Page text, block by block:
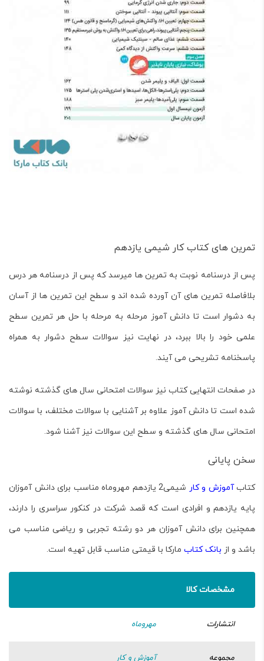
تمرین های کتاب کار شیمی یازدهم
پس از درسنامه نوبت به تمرین ها میرسد که پس از درسنامه هر درس
بلافاصله تمرین های آن آورده شده اند و سطح این تمرین ها از آسان
به دشوار است تا دانش آموز مرحله به مرحله با حل هر تمرین سطح
علمی خود را بالا ببرد، در نهایت نیز سوالات سطح دشوار به همراه
پاسخنامه تشریحی می آیند.
در صفحات انتهایی کتاب نیز سوالات امتحانی سال های گذشته نوشته
شده است تا دانش آموز علاوه بر آشنایی با سوالات مختلف، با سوالات
امتحانی سال های گذشته و سطح این سوالات نیز آشنا شود.
سخن پایانی
کتابآموزش و کار
شیمی2 یازدهم مهروماه مناسب برای دانش آموزان
پایه یازدهم و افرادی است که قصد شرکت در کنکور سراسری را دارند،
همچنین برای دانش آموزان هر دو رشته تجربی و ریاضی مناسب می
باشد و از بانک کتاب مارکا با قیمتی مناسب قابل تهیه است.
مشخصات کالا
انتشارات مهروماه
مجموعه آموزش و کار